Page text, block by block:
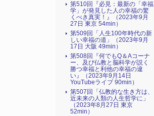
第510回『必見：最新の「幸福
学」が発見した人の幸福の驚
くべき真実！』（2023年9月
27日 東京 54min）
第509回「人生100年時代の新
しい幸福の道」（2023年9月
17日 大阪 49min）
第508回『何でもQ＆Aコーナ
ー、及び仏教と脳科学が説く
勝つ幸福と利他の幸福の違
い』（2023年9月14日
YouTubeライブ 90min）
第507回「仏教的な生き方は、
近未来の人類の人生哲学に」
（2023年8月27日 東京
52min）